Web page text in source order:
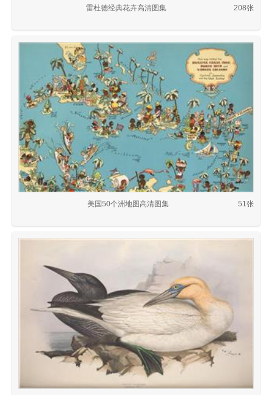
雷杜德经典花卉高清图集 208张
美国50个洲地图高清图集 51张